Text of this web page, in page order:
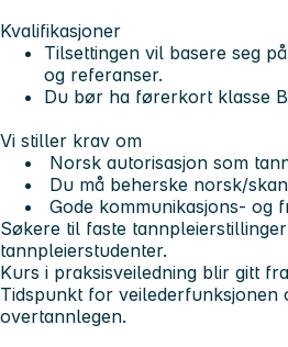
Kvalifikasjoner
Tilsettingen vil basere seg
og referanser.
Du bør ha førerkort klasse
Vi stiller krav om
Norsk autorisasjon som
Du må beherske norsk/
Gode kommunikasjons- og
Søkere til faste
tannpleierstudenter.
Kurs i praksisveiledning blir gitt
Tidspunkt for veilederfunksjonen
overtannlegen.